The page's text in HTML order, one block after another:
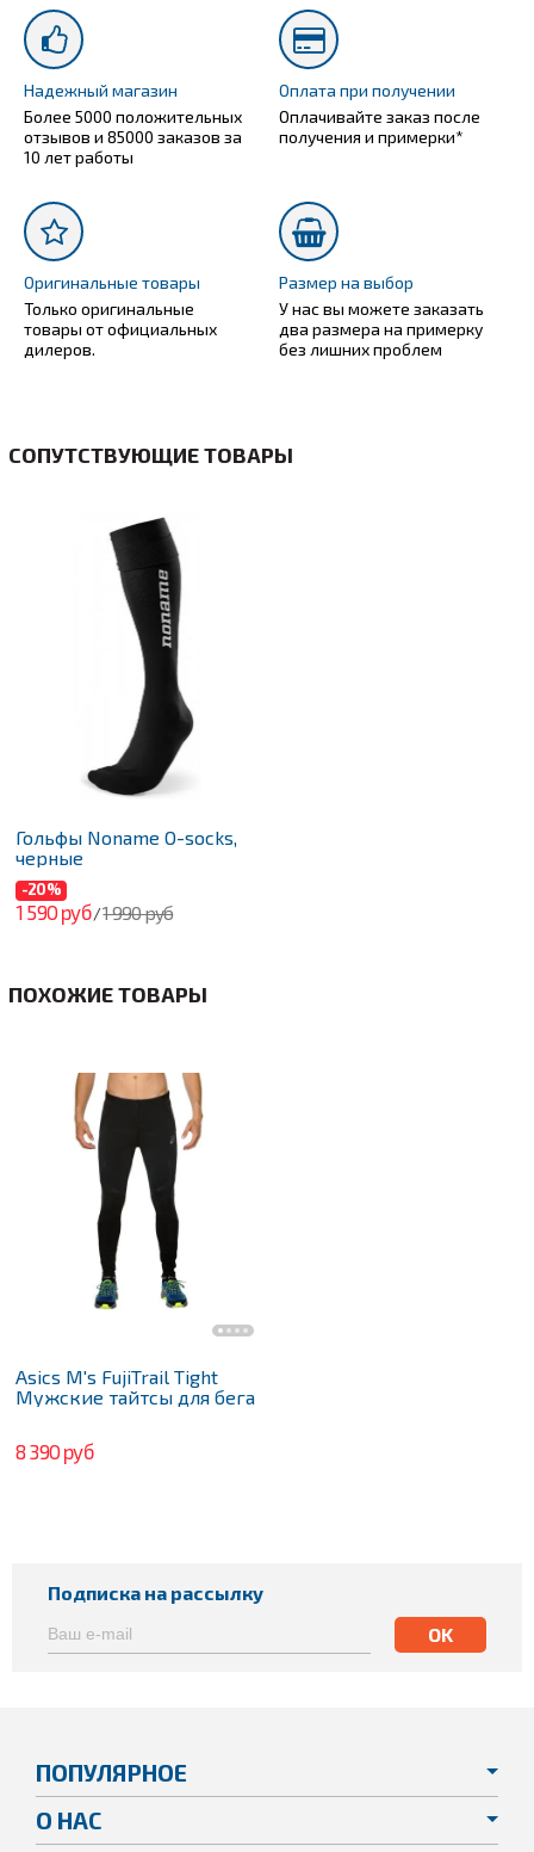
Надежный магазин
Более 5000 положительных
отзывов и 85000 заказов за
10 лет работы
Оплата при получении
Оплачивайте заказ после
получения и примерки*
Оригинальные товары
Только оригинальные
товары от официальных
дилеров.
Размер на выбор
У нас вы можете заказать
два размера на примерку
без лишних проблем
СОПУТСТВУЮЩИЕ ТОВАРЫ
Гольфы Noname O-socks,
черные
-20%
1 590 руб/1 990 руб
ПОХОЖИЕ ТОВАРЫ
Asics M's FujiTrail Tight
Мужские тайтсы для бега
8 390 руб
Подписка на рассылку
ПОПУЛЯРНОЕ
О НАС